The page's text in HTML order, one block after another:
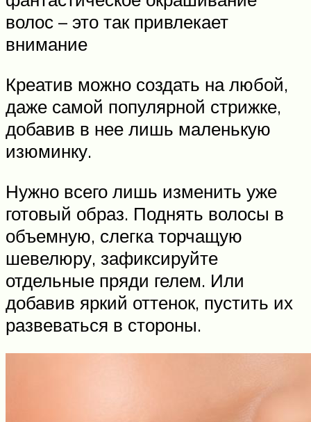
волос – это так привлекает
внимание
Креатив можно создать на любой,
даже самой популярной стрижке,
добавив в нее лишь маленькую
изюминку.
Нужно всего лишь изменить уже
готовый образ. Поднять волосы в
объемную, слегка торчащую
шевелюру, зафиксируйте
отдельные пряди гелем. Или
добавив яркий оттенок, пустить их
развеваться в стороны.